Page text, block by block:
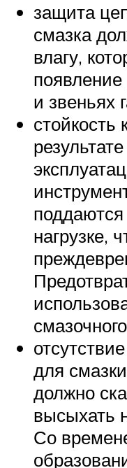
защита
смазка
влагу,
и звеньях
стойкость
нагрузке,
для
должно
высыхать
Со